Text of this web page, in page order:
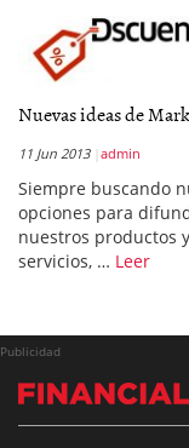
Nuevas ideas de
11 Jun 2013 admin
Siempre buscando
opciones para
nuestros productos y
servicios, … Leer
Publicidad